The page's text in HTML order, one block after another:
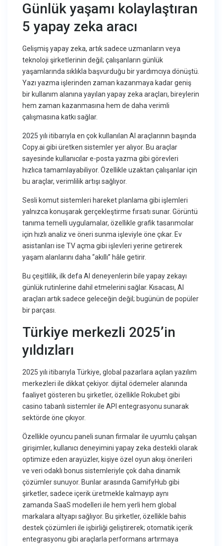
Günlük yaşamı kolaylaştıran
5 yapay zeka aracı
Gelişmiş yapay zeka, artık sadece uzmanların veya
teknoloji şirketlerinin değil; çalışanların günlük
yaşamlarında sıklıkla başvurduğu bir yardımcıya dönüştü.
Yazı yazma işlerinden zaman kazanmaya kadar geniş
bir kullanım alanına yayılan yapay zeka araçları, bireylerin
hem zaman kazanmasına hem de daha verimli
çalışmasına katkı sağlar.
2025 yılı itibarıyla en çok kullanılan AI araçlarının başında
Copy.ai gibi üretken sistemler yer alıyor. Bu araçlar
sayesinde kullanıcılar e-posta yazma gibi görevleri
hızlıca tamamlayabiliyor. Özellikle uzaktan çalışanlar için
bu araçlar, verimlilik artışı sağlıyor.
Sesli komut sistemleri hareket planlama gibi işlemleri
yalnızca konuşarak gerçekleştirme fırsatı sunar. Görüntü
tanıma temelli uygulamalar, özellikle grafik tasarımcılar
için hızlı analiz ve öneri sunma işleviyle öne çıkar. Ev
asistanları ise TV açma gibi işlevleri yerine getirerek
yaşam alanlarını daha “akıllı” hâle getirir.
Bu çeşitlilik, ilk defa AI deneyenlerin bile yapay zekayı
günlük rutinlerine dahil etmelerini sağlar. Kısacası, AI
araçları artık sadece geleceğin değil; bugünün de popüler
bir parçası.
Türkiye merkezli 2025’in
yıldızları
2025 yılı itibarıyla Türkiye, global pazarlara açılan yazılım
merkezleri ile dikkat çekiyor. dijital ödemeler alanında
faaliyet gösteren bu şirketler, özellikle Rokubet gibi
casino tabanlı sistemler ile API entegrasyonu sunarak
sektörde öne çıkıyor.
Özellikle oyuncu paneli sunan firmalar ile uyumlu çalışan
girişimler, kullanıcı deneyimini yapay zeka destekli olarak
optimize eden arayüzler, kişiye özel oyun akışı önerileri
ve veri odaklı bonus sistemleriyle çok daha dinamik
çözümler sunuyor. Bunlar arasında GamifyHub gibi
şirketler, sadece içerik üretmekle kalmayıp aynı
zamanda SaaS modelleri ile hem yerli hem global
markalara altyapı sağlıyor. Bu şirketler, özellikle bahis
destek çözümleri ile işbirliği geliştirerek; otomatik içerik
entegrasyonu gibi araçlarla performans artırmaya